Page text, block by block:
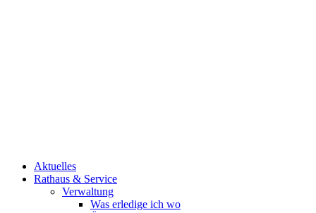
Aktuelles
Rathaus & Service
Verwaltung
Was erledige ich wo